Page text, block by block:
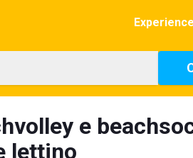
Experience
e
lettino